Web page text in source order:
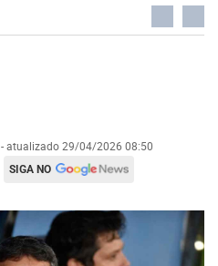
- atualizado 29/04/2026 08:50
SIGA NO